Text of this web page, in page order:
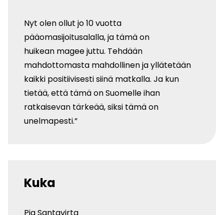
Nyt olen ollut jo 10 vuotta
pääomasijoitusalalla, ja tämä on
huikean magee juttu. Tehdään
mahdottomasta mahdollinen ja yllätetään
kaikki positiivisesti siinä matkalla. Ja kun
tietää, että tämä on Suomelle ihan
ratkaisevan tärkeää, siksi tämä on
unelmapesti.”
Kuka